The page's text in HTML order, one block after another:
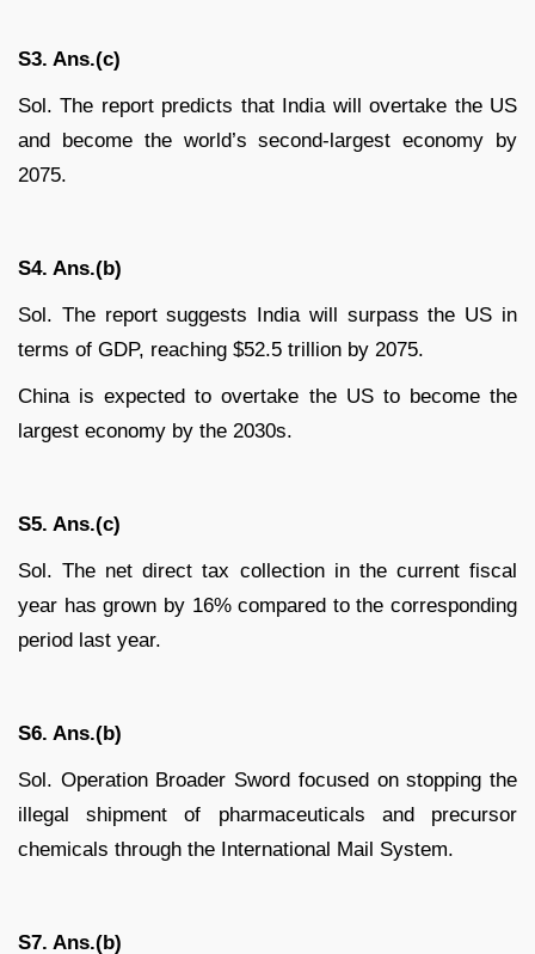
S3. Ans.(c)
Sol. The report predicts that India will overtake the US
and become the world’s second-largest economy by
2075.
S4. Ans.(b)
Sol. The report suggests India will surpass the US in
terms of GDP, reaching $52.5 trillion by 2075.
China is expected to overtake the US to become the
largest economy by the 2030s.
S5. Ans.(c)
Sol. The net direct tax collection in the current fiscal
year has grown by 16% compared to the corresponding
period last year.
S6. Ans.(b)
Sol. Operation Broader Sword focused on stopping the
illegal shipment of pharmaceuticals and precursor
chemicals through the International Mail System.
S7. Ans.(b)